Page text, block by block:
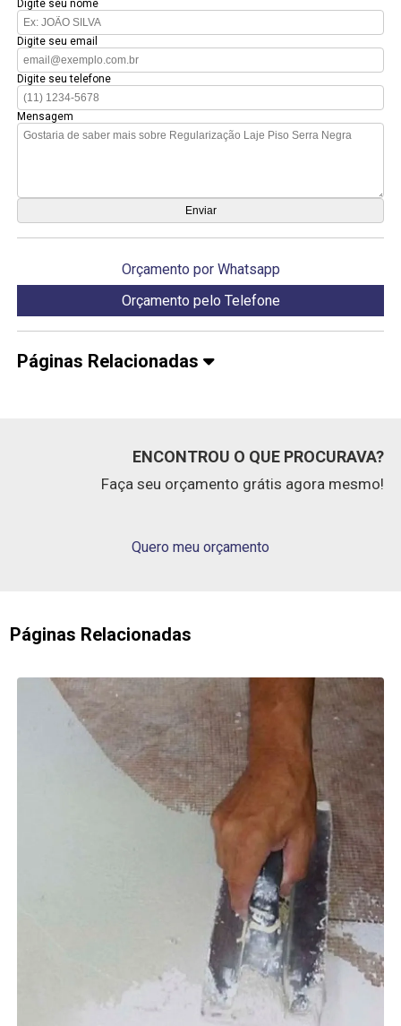
Digite seu nome
Digite seu email
Digite seu telefone
Mensagem
Orçamento por Whatsapp
Orçamento pelo Telefone
Páginas Relacionadas
ENCONTROU O QUE PROCURAVA?
Faça seu orçamento grátis agora mesmo!
Quero meu orçamento
Páginas Relacionadas